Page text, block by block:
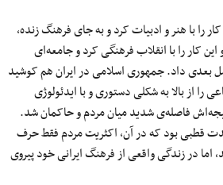
را با هنر و ادبیات کرد و به جای فرهنگ زنده،
کار را با انقلاب فرهنگی کرد و جامعه‌ای
بعدی داد. جمهوری اسلامی در ایران هم کوشید
را از بالا به شکلی دستوری و با ایدئولوژی
فاصله‌ی شدید میان مردم و حاکمان شد.
قطبی بود که در آن، اکثریت مردم فقط حرف
اما در زندگی واقعی از فرهنگ ایرانی خود پیروی